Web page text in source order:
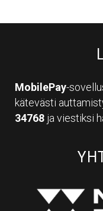
MobilePay-
kätevästi
34768 ja viestiksi